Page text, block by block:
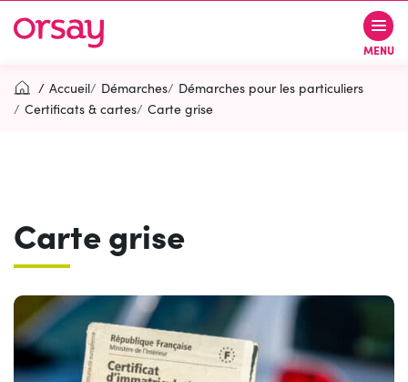
navigation
au
au
page
Ville d’Orsay MENU
Contactez-nous
Accueil Démarches
Démarches pour les particuliers
Certificats & cartes
Carte grise
Carte grise